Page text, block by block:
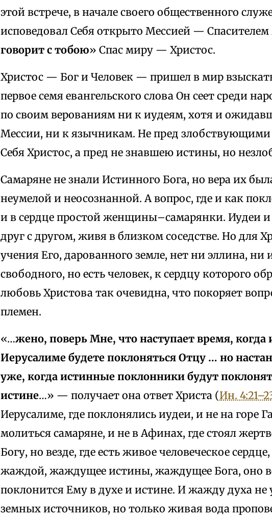
этой встрече, в начале своего общественного
исповедовал Себя открыто Мессией — Спасителем
говорит с тобою» Спас миру — Христос.
Христос — Бог и Человек — пришел в мир
первое семя евангельского слова Он сеет среди
по своим верованиям ни к иудеям, хотя и
Мессии, ни к язычникам. Не пред
Себя Христос, а пред не знавшею истины, но
Самаряне не знали Истинного Бога, но вера их
неумелой и неосознанной. А вопрос, где и как
и в сердце простой женщины–самарянки. Иудеи и
друг с другом, живя в близком соседстве. Но для
учения Его, дарованного земле, нет ни эллина, ни
свободного, но есть человек, к сердцу которого
любовь Христова так очевидна, что покоряет
племен.
«…жено, поверь Мне, что наступает время, когда
Иерусалиме будете поклоняться Отцу … но
уже, когда истинные поклонники будут
истине…» — получает она ответ Христа (Ин.
Иерусалиме, где поклонялись иудеи, и не на горе
молиться самаряне, и не в Афинах, где стоял
Богу, но везде, где есть живое человеческое
жаждой, жаждущее истины, жаждущее Бога, оно
поклонится Ему в духе и истине. И жажду духа не
земных источников, но только живая вода